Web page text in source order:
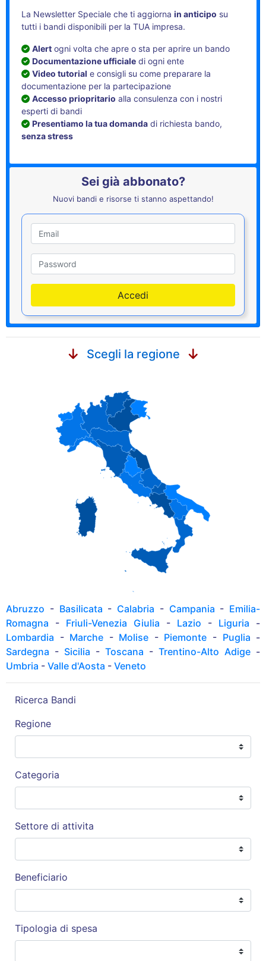
La Newsletter Speciale che ti aggiorna in anticipo su
tutti i bandi disponibili per la TUA impresa.
Alert ogni volta che apre o sta per aprire un bando
Documentazione ufficiale di ogni ente
Video tutorial e consigli su come preparare la
documentazione per la partecipazione
Accesso priopritario alla consulenza con i nostri
esperti di bandi
Presentiamo la tua domanda di richiesta bando,
senza stress
Sei già abbonato?
Nuovi bandi e risorse ti stanno aspettando!
Accedi
Scegli la regione
Abruzzo - Basilicata - Calabria - Campania - Emilia-
Romagna - Friuli-Venezia Giulia - Lazio - Liguria -
Lombardia - Marche - Molise - Piemonte - Puglia -
Sardegna - Sicilia - Toscana - Trentino-Alto Adige -
Umbria - Valle d'Aosta - Veneto
Ricerca Bandi
Regione
Categoria
Settore di attivita
Beneficiario
Tipologia di spesa